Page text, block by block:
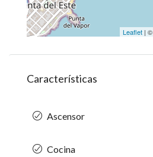
Leaflet | ©
Características
Ascensor
Cocina